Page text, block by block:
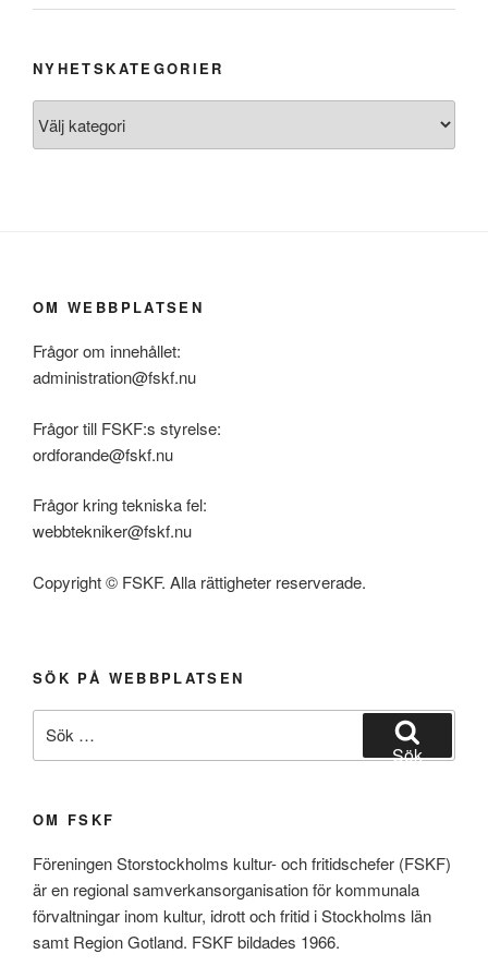
NYHETSKATEGORIER
OM WEBBPLATSEN
Frågor om innehållet:
administration@fskf.nu
Frågor till FSKF:s styrelse:
ordforande@fskf.nu
Frågor kring tekniska fel:
webbtekniker@fskf.nu
Copyright © FSKF. Alla rättigheter reserverade.
SÖK PÅ WEBBPLATSEN
efter:
Sök
OM FSKF
Föreningen Storstockholms kultur- och fritidschefer (FSKF)
är en regional samverkansorganisation för kommunala
förvaltningar inom kultur, idrott och fritid i Stockholms län
samt Region Gotland. FSKF bildades 1966.